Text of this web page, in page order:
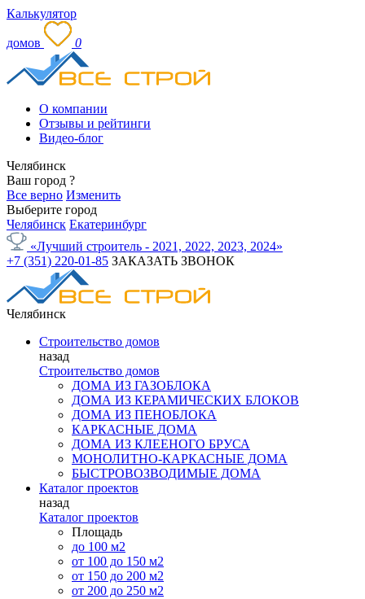
Калькулятор
домов 0
О компании
Отзывы и рейтинги
Видео-блог
Челябинск
Ваш город ?
Все верно Изменить
Выберите город
Челябинск Екатеринбург
«Лучший строитель - 2021, 2022, 2023, 2024»
+7 (351) 220-01-85 ЗАКАЗАТЬ ЗВОНОК
Челябинск
Строительство домов
назад
Строительство домов
ДОМА ИЗ ГАЗОБЛОКА
ДОМА ИЗ КЕРАМИЧЕСКИХ БЛОКОВ
ДОМА ИЗ ПЕНОБЛОКА
КАРКАСНЫЕ ДОМА
ДОМА ИЗ КЛЕЕНОГО БРУСА
МОНОЛИТНО-КАРКАСНЫЕ ДОМА
БЫСТРОВОЗВОДИМЫЕ ДОМА
Каталог проектов
назад
Каталог проектов
Площадь
до 100 м2
от 100 до 150 м2
от 150 до 200 м2
от 200 до 250 м2